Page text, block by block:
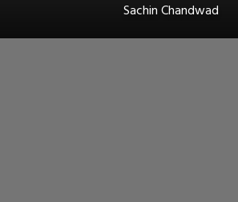
Sachin Chandwad